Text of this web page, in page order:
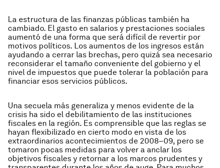
La estructura de las finanzas públicas también ha
cambiado. El gasto en salarios y prestaciones sociales
aumentó de una forma que será difícil de revertir por
motivos políticos. Los aumentos de los ingresos están
ayudando a cerrar las brechas, pero quizá sea necesario
reconsiderar el tamaño conveniente del gobierno y el
nivel de impuestos que puede tolerar la población para
financiar esos servicios públicos.
Una secuela más generaliza y menos evidente de la
crisis ha sido el debilitamiento de las instituciones
fiscales en la región. Es comprensible que las reglas se
hayan flexibilizado en cierto modo en vista de los
extraordinarios acontecimientos de 2008–09, pero se
tomaron pocas medidas para volver a anclar los
objetivos fiscales y retornar a los marcos prudentes y